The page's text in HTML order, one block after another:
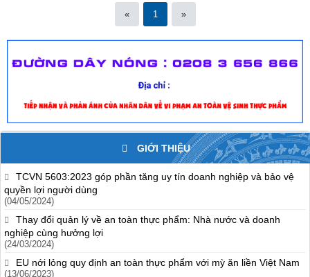
« 1 »
GIỚI THIỆU
TCVN 5603:2023 góp phần tăng uy tín doanh nghiệp và bảo vệ
quyền lợi người dùng
(04/05/2024)
Thay đổi quản lý về an toàn thực phẩm: Nhà nước và doanh
nghiệp cùng hưởng lợi
(24/03/2024)
EU nới lỏng quy định an toàn thực phẩm với mỳ ăn liền Việt Nam
(13/06/2023)